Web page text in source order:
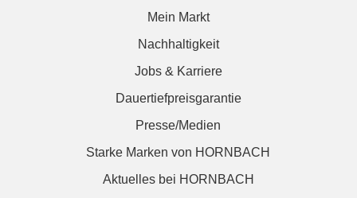
Mein Markt
Nachhaltigkeit
Jobs & Karriere
Dauertiefpreisgarantie
Presse/Medien
Starke Marken von HORNBACH
Aktuelles bei HORNBACH